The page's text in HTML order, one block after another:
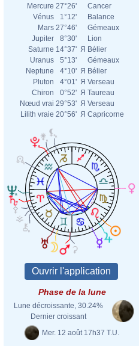
Mercure 27°26'
Cancer
Vénus
1°12'
Balance
Mars 27°46'
Gémeaux
Jupiter
8°30'
Lion
Saturne 14°37' Я Bélier
Uranus
5°13'
Gémeaux
Neptune
4°10' Я Bélier
Pluton
4°01' Я Verseau
Chiron
0°52' Я Taureau
Nœud vrai 29°53' Я Verseau
Lilith vraie 20°56' Я Capricorne
Phase de la lune
Lune décroissante, 30.24%
Dernier croissant
Mer. 12 août 17h37 T.U.